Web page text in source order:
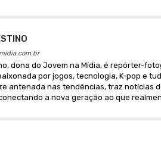
dona do Jovem na Mídia, é repórter-
por jogos, tecnologia, K-pop e
antenada nas tendências, traz notícias
a nova geração ao que